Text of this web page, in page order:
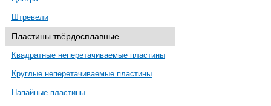
Штревели
Пластины твёрдосплавные
Квадратные неперетачиваемые пластины
Круглые неперетачиваемые пластины
Напайные пластины